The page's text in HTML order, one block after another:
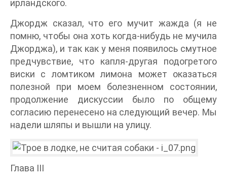
ирландского.
Джордж сказал, что его мучит жажда (я не
помню, чтобы она хоть когда-нибудь не мучила
Джорджа), и так как у меня появилось смутное
предчувствие, что капля-другая подогретого
виски с ломтиком лимона может оказаться
полезной при моем болезненном состоянии,
продолжение дискуссии было по общему
согласию перенесено на следующий вечер. Мы
надели шляпы и вышли на улицу.
Глава III